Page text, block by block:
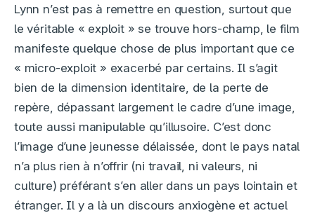
Lynn n’est pas à remettre en question, surtout que
le véritable « exploit » se trouve hors-champ, le film
manifeste quelque chose de plus important que ce
« micro-exploit » exacerbé par certains. Il s’agit
bien de la dimension identitaire, de la perte de
repère, dépassant largement le cadre d’une image,
toute aussi manipulable qu’illusoire. C’est donc
l’image d’une jeunesse délaissée, dont le pays natal
n’a plus rien à n’offrir (ni travail, ni valeurs, ni
culture) préférant s’en aller dans un pays lointain et
étranger. Il y a là un discours anxiogène et actuel